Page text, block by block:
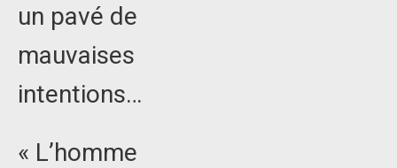
un pavé de
mauvaises
intentions…
« L’homme